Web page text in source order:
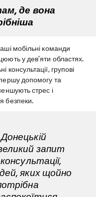
де вона
мобільні команди
у дев’яти областях.
консультації, групові
допомогу та
стрес і
безпеки.
запит
яких щойно